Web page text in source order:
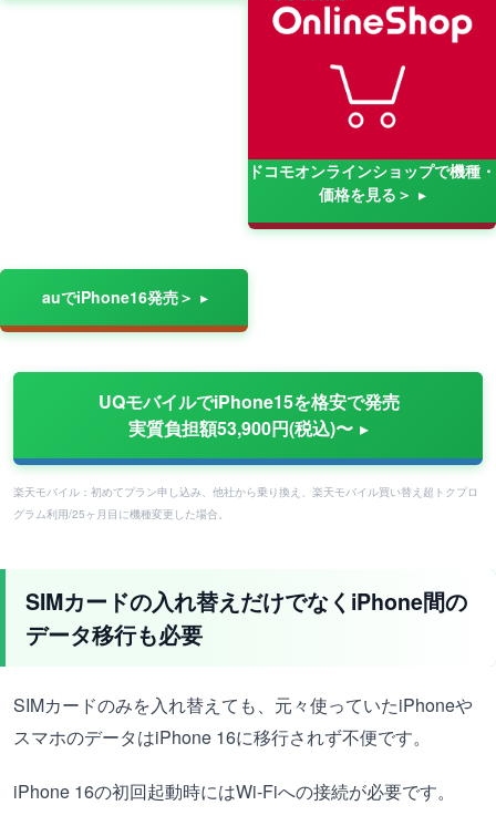
ドコモオンラインショップで機種・
価格を見る＞
auでiPhone16発売＞
UQモバイルでiPhone15を格安で発売
実質負担額53,900円(税込)〜
楽天モバイル：初めてプラン申し込み、他社から乗り換え、楽天モバイル買い替え超トクプロ
グラム利用/25ヶ月目に機種変更した場合。
SIMカードの入れ替えだけでなくiPhone間の
データ移行も必要
SIMカードのみを入れ替えても、元々使っていたiPhoneや
スマホのデータはiPhone 16に移行されず不便です。
iPhone 16の初回起動時にはWi-Fiへの接続が必要です。